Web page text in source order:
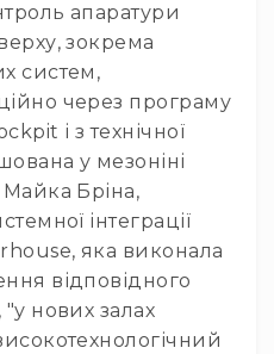
апаратури
зокрема
систем,
через програму
і з технічної
у мезоніні
Бріна,
інтеграції
яка виконала
відповідного
нових залах